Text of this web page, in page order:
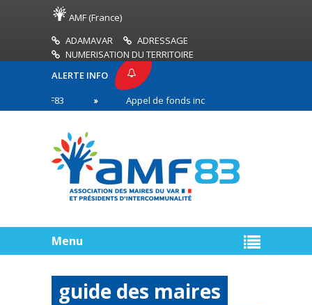
AMF (France)
ADAMAVAR
ADRESSAGE
NUMERISATION DU TERRITOIRE
ALERTE INFO
Appel de fonds incendies de forêt
première ligne
Menu
guide des maires